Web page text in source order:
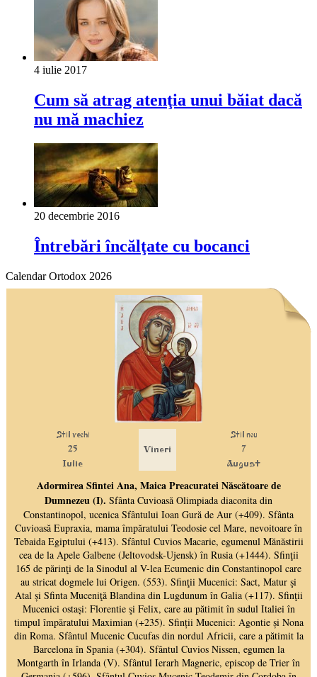
4 iulie 2017
Cum să atrag atenţia unui băiat dacă
nu mă machiez
20 decembrie 2016
Întrebări încălţate cu bocanci
Calendar Ortodox 2026